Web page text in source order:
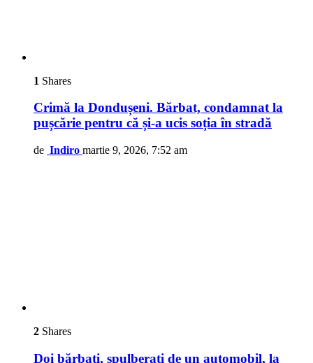
1 Shares
Crimă la Dondușeni. Bărbat, condamnat la
pușcărie pentru că și-a ucis soția în stradă
de Indiro martie 9, 2026, 7:52 am
2 Shares
Doi bărbați, spulberați de un automobil, la